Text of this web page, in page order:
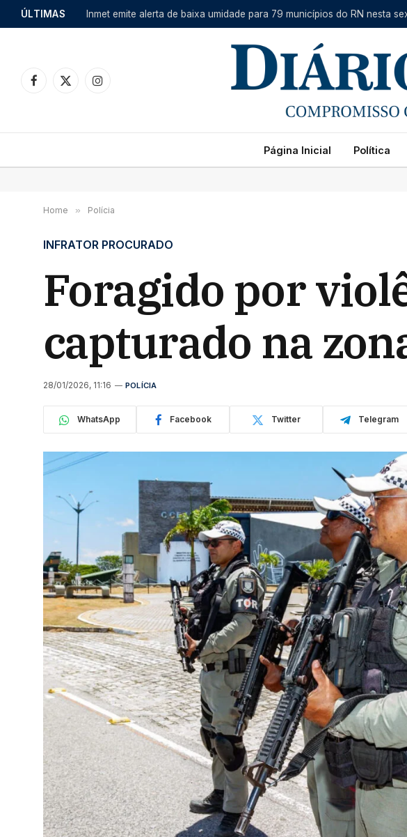
ÚLTIMAS
Facebook
X
Instagram
Página Inicial Política
Home » Polícia
INFRATOR PROCURADO
Foragido por
capturado na
28/01/2026, 11:16 POLÍCIA
WhatsApp Facebook Twitter Telegram